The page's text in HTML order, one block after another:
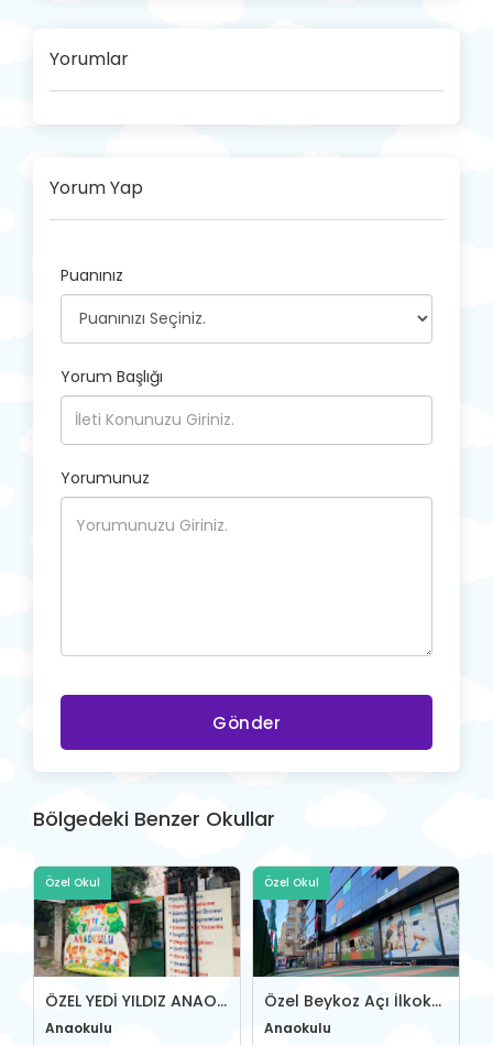
Yorumlar
Yorum Yap
Puanınız
Yorum Başlığı
Yorumunuz
Gönder
Bölgedeki Benzer Okullar
Özel Okul
ÖZEL YEDİ YILDIZ ANAOKULU
Anaokulu
Özel Okul
Özel Beykoz Açı İlkokul-Ortaokulu
Anaokulu